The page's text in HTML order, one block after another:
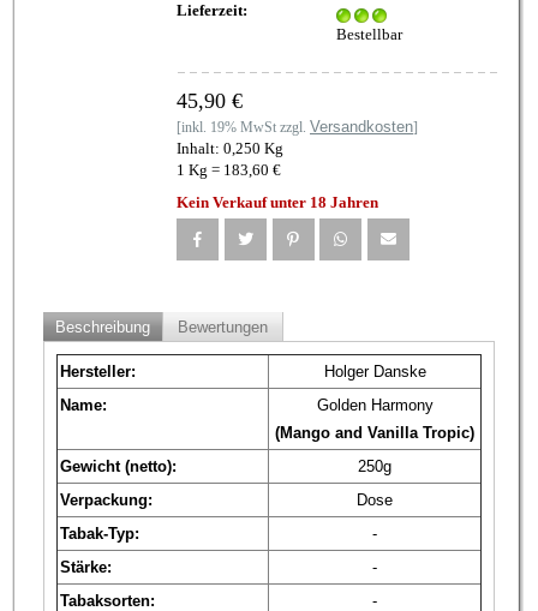
Lieferzeit:
Bestellbar
45,90 €
[inkl. 19% MwSt zzgl. Versandkosten]
Inhalt: 0,250 Kg
1 Kg = 183,60 €
Kein Verkauf unter 18 Jahren
Beschreibung Bewertungen
Hersteller:
Holger Danske
Name:
Golden Harmony
(Mango and Vanilla Tropic)
Gewicht (netto):
250g
Verpackung:
Dose
Tabak-Typ:
-
Stärke:
-
Tabaksorten:
-